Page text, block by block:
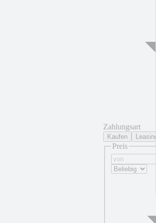
Zahlungsart
Kaufen Leasing
Preis